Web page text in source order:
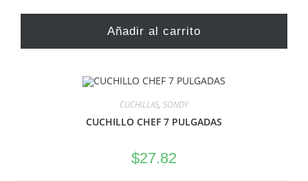
Añadir al carrito
CUCHILLAS, SONDY
CUCHILLO CHEF 7 PULGADAS
$27.82